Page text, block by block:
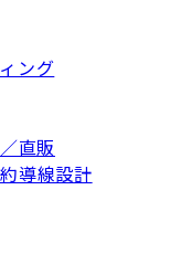
ング
直販
導線設計